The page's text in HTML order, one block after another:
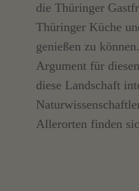
die Thüringer
Thüringer Küche
genießen zu
Argument für
diese Landschaft
Allerorten finden